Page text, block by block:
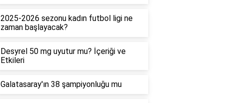
2025-2026 sezonu kadın futbol ligi ne
zaman başlayacak?
Desyrel 50 mg uyutur mu? İçeriği ve
Etkileri
Galatasaray'ın 38 şampiyonluğu mu